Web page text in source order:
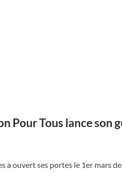
Pour Tous lance son
a ouvert ses portes le 1er mars